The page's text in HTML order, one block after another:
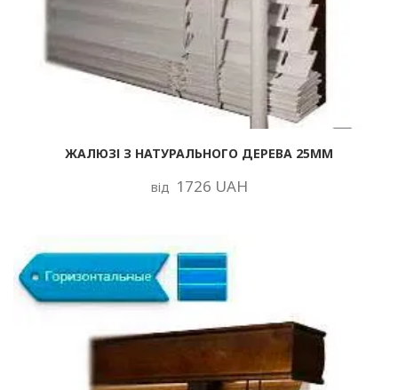
ЖАЛЮЗІ З НАТУРАЛЬНОГО ДЕРЕВА 25ММ
від 1726 UAH